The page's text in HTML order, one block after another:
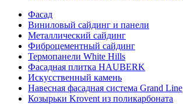
Фасад
Виниловый сайдинг и панели
Металлический сайдинг
Фиброцементный сайдинг
Термопанели White Hills
Фасадная плитка HAUBERK
Искусственный камень
Навесная фасадная система Grand Line
Козырьки Krovent из поликарбоната